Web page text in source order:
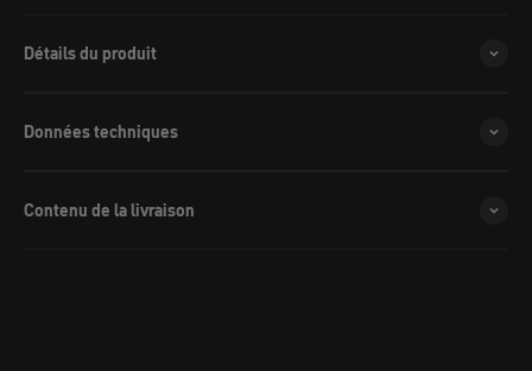
Détails du produit
Données techniques
Contenu de la livraison